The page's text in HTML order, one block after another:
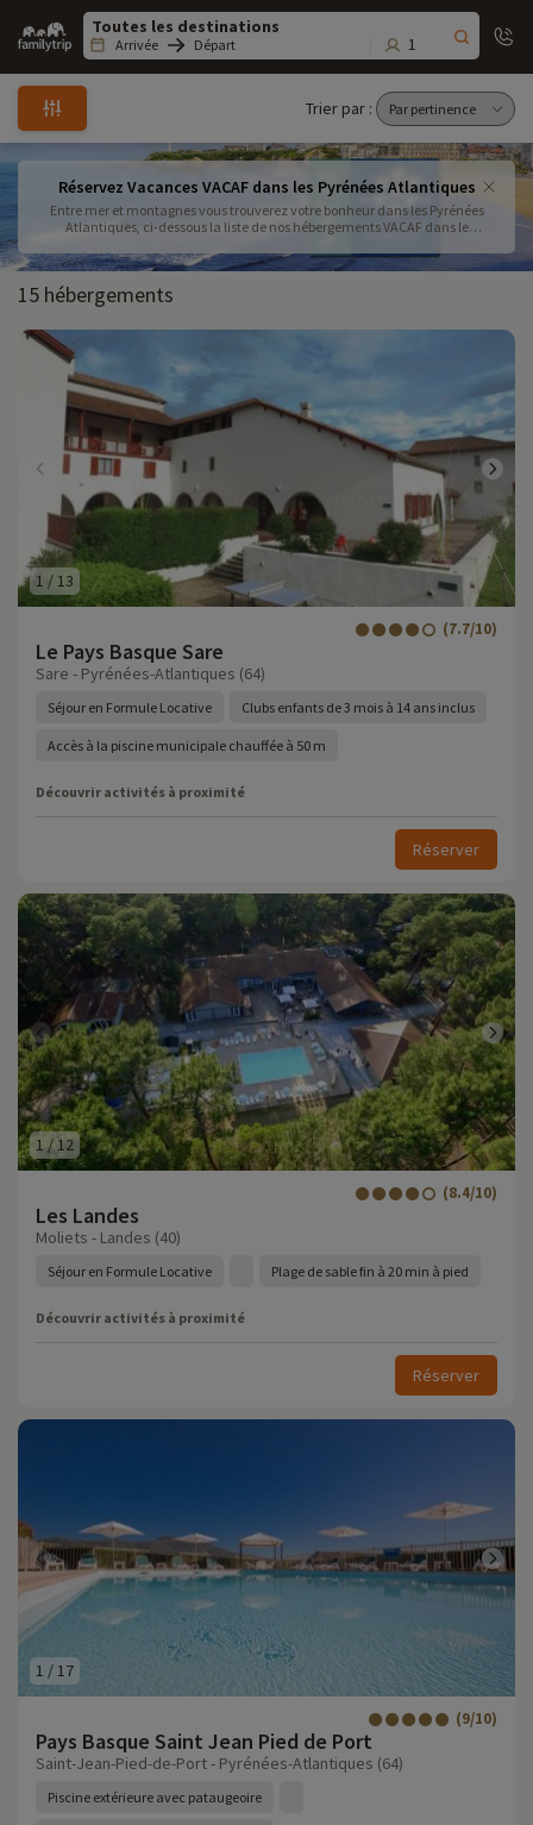
Family
trip
Arrivée Départ 1
Trier par :
Réservez Vacances VACAF dans les Pyrénées Atlantiques
Entre mer et montagnes vous trouverez votre bonheur dans les Pyrénées
Atlantiques, ci-dessous la liste de nos hébergements VACAF dans le
proximité de l'Espagne pour une petite escapade. Contactez nous au
09.72.26.99.33 pour plus d'informations
15 hébergements
1 / 13
Le Pays Basque Sare
(7.7/10)
Sare - Pyrénées-Atlantiques (64)
Séjour en Formule Locative Clubs enfants de 3 mois à 14 ans inclus
Accès à la piscine municipale chauffée à 50 m
Découvrir activités à proximité
Réserver
1 /12
Les Landes
(8.4/10)
Moliets - Landes (40)
Séjour en Formule Locative Plage de sable fin à 20 min à pied
Découvrir activités à proximité
Réserver
1 / 17
Pays Basque Saint Jean Pied de Port
(9/10)
Saint-Jean-Pied-de-Port - Pyrénées-Atlantiques (64)
Piscine extérieure avec pataugeoire